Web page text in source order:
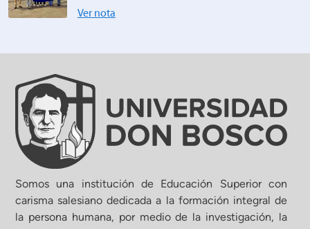
Ver nota
Somos una institución de Educación Superior con
carisma salesiano dedicada a la formación integral de
la persona humana, por medio de la investigación, la